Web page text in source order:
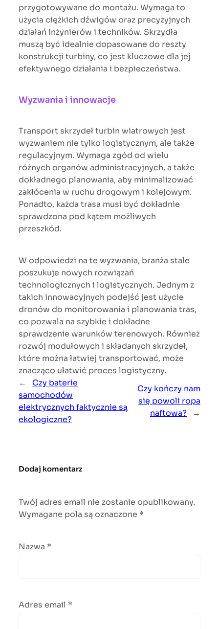
przygotowywane do montażu. Wymaga to
użycia ciężkich dźwigów oraz precyzyjnych
działań inżynierów i techników. Skrzydła
muszą być idealnie dopasowane do reszty
konstrukcji turbiny, co jest kluczowe dla jej
efektywnego działania i bezpieczeństwa.
Wyzwania i innowacje
Transport skrzydeł turbin wiatrowych jest
wyzwaniem nie tylko logistycznym, ale także
regulacyjnym. Wymaga zgód od wielu
różnych organów administracyjnych, a także
dokładnego planowania, aby minimalizować
zakłócenia w ruchu drogowym i kolejowym.
Ponadto, każda trasa musi być dokładnie
sprawdzona pod kątem możliwych
przeszkód.
W odpowiedzi na te wyzwania, branża stale
poszukuje nowych rozwiązań
technologicznych i logistycznych. Jednym z
takich innowacyjnych podejść jest użycie
dronów do monitorowania i planowania tras,
co pozwala na szybkie i dokładne
sprawdzenie warunków terenowych. Również
rozwój modułowych i składanych skrzydeł,
które można łatwiej transportować, może
znacząco ułatwić proces logistyczny.
←
Czy baterie
samochodów
elektrycznych faktycznie są
ekologiczne?
Czy kończy nam
się powoli ropa
naftowa?
→
Dodaj komentarz
Twój adres email nie zostanie opublikowany.
Wymagane pola są oznaczone *
Nazwa *
Adres email *